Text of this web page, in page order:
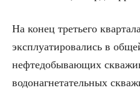
На конец третьего
эксплуатировались в
нефтедобывающих
водонагнетательных